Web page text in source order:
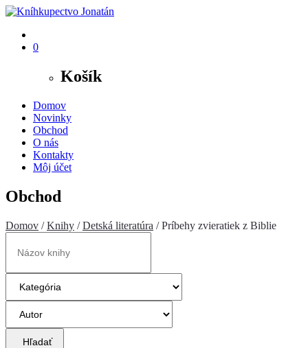
0
Košík
Domov
Novinky
Obchod
O nás
Kontakty
Môj účet
Obchod
Domov /Knihy /Detská literatúra / Príbehy zvieratiek z Biblie
Hľadať